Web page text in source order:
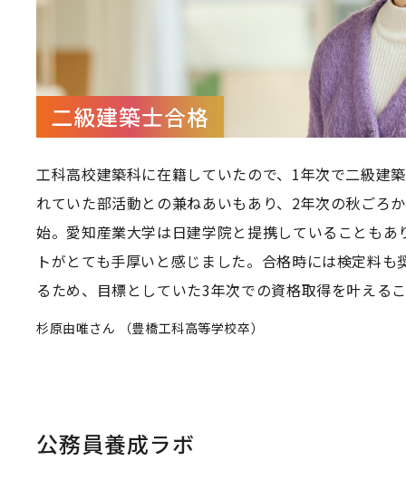
二級建築士合格
工科高校建築科に在籍していたので、1年次で二級建
れていた部活動との兼ねあいもあり、2年次の秋ごろ
始。愛知産業大学は日建学院と提携していることも
トがとても手厚いと感じました。合格時には検定料
るため、目標としていた3年次での資格取得を叶える
杉原由唯さん （豊橋工科高等学校卒）
公務員養成ラボ